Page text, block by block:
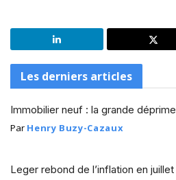
Les derniers articles
Immobilier neuf : la grande déprime
Par Henry Buzy-Cazaux
Leger rebond de l’inflation en juillet